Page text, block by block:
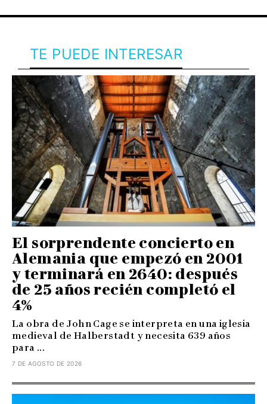
TE PUEDE INTERESAR
El sorprendente concierto en
Alemania que empezó en 2001
y terminará en 2640: después
de 25 años recién completó el
4%
La obra de John Cage se interpreta en una iglesia
medieval de Halberstadt y necesita 639 años
para ...
7 DE AGOSTO DE 2026